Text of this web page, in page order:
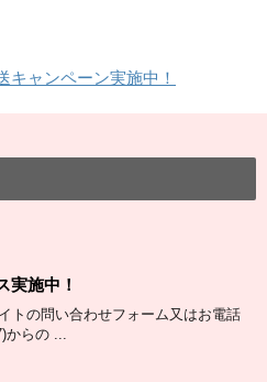
キャンペーン実施中！
実施中！
トの問い合わせフォーム又はお電話
からの ...